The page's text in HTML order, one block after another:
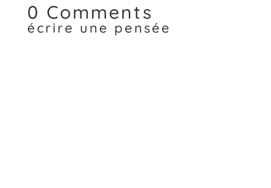
0 Comments
écrire une pensée